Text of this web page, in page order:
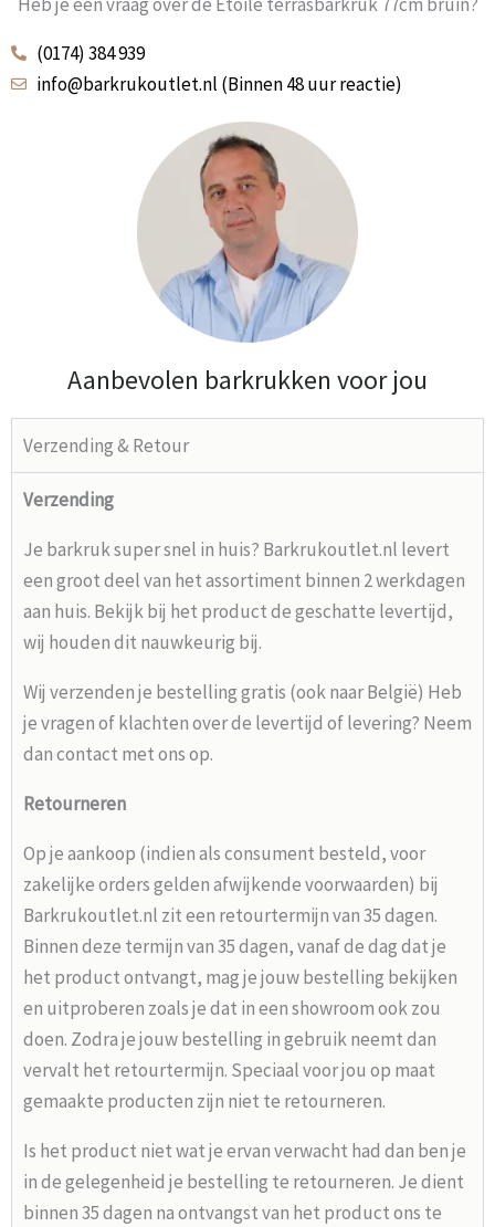
(0174) 384 939
info@barkrukoutlet.nl (Binnen 48 uur reactie)
Aanbevolen barkrukken voor jou
Verzending & Retour
Verzending
Je barkruk super snel in huis? Barkrukoutlet.nl levert
een groot deel van het assortiment binnen 2 werkdagen
aan huis. Bekijk bij het product de geschatte levertijd,
wij houden dit nauwkeurig bij.
Wij verzenden je bestelling gratis (ook naar België) Heb
je vragen of klachten over de levertijd of levering? Neem
dan contact met ons op.
Retourneren
Op je aankoop (indien als consument besteld, voor
zakelijke orders gelden afwijkende voorwaarden) bij
Barkrukoutlet.nl zit een retourtermijn van 35 dagen.
Binnen deze termijn van 35 dagen, vanaf de dag dat je
het product ontvangt, mag je jouw bestelling bekijken
en uitproberen zoals je dat in een showroom ook zou
doen. Zodra je jouw bestelling in gebruik neemt dan
vervalt het retourtermijn. Speciaal voor jou op maat
gemaakte producten zijn niet te retourneren.
Is het product niet wat je ervan verwacht had dan ben je
in de gelegenheid je bestelling te retourneren. Je dient
binnen 35 dagen na ontvangst van het product ons te